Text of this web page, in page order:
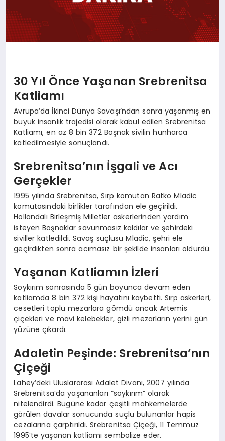
30 Yıl Önce Yaşanan Srebrenitsa
Katliamı
Avrupa’da İkinci Dünya Savaşı’ndan sonra yaşanmış en
büyük insanlık trajedisi olarak kabul edilen Srebrenitsa
Katliamı, en az 8 bin 372 Boşnak sivilin hunharca
katledilmesiyle sonuçlandı.
Srebrenitsa’nın İşgali ve Acı
Gerçekler
1995 yılında Srebrenitsa, Sırp komutan Ratko Mladic
komutasındaki birlikler tarafından ele geçirildi.
Hollandalı Birleşmiş Milletler askerlerinden yardım
isteyen Boşnaklar savunmasız kaldılar ve şehirdeki
siviller katledildi. Savaş suçlusu Mladic, şehri ele
geçirdikten sonra acımasız bir şekilde insanları öldürdü.
Yaşanan Katliamın İzleri
Soykırım sonrasında 5 gün boyunca devam eden
katliamda 8 bin 372 kişi hayatını kaybetti. Sırp askerleri,
cesetleri toplu mezarlara gömdü ancak Artemis
çiçekleri ve mavi kelebekler, gizli mezarların yerini gün
yüzüne çıkardı.
Adaletin Peşinde: Srebrenitsa’nın
Çiçeği
Lahey’deki Uluslararası Adalet Divanı, 2007 yılında
Srebrenitsa’da yaşananları “soykırım” olarak
nitelendirdi. Bugüne kadar çeşitli mahkemelerde
görülen davalar sonucunda suçlu bulunanlar hapis
cezalarına çarptırıldı. Srebrenitsa Çiçeği, 11 Temmuz
1995’te yaşanan katliamı sembolize eder.